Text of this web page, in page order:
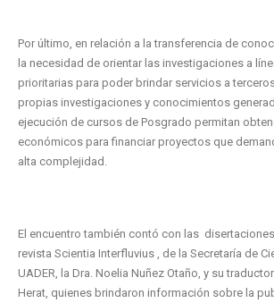
Por último, en relación a la transferencia de
la necesidad de orientar las investigaciones a
prioritarias para poder brindar servicios a
propias investigaciones y conocimientos
ejecución de cursos de Posgrado permitan
económicos para financiar proyectos que
alta complejidad.
El encuentro también contó con las
revista Scientia Interfluvius , de la Secretaría de
UADER, la Dra. Noelia Nuñez Otaño, y su
Herat, quienes brindaron información sobre la